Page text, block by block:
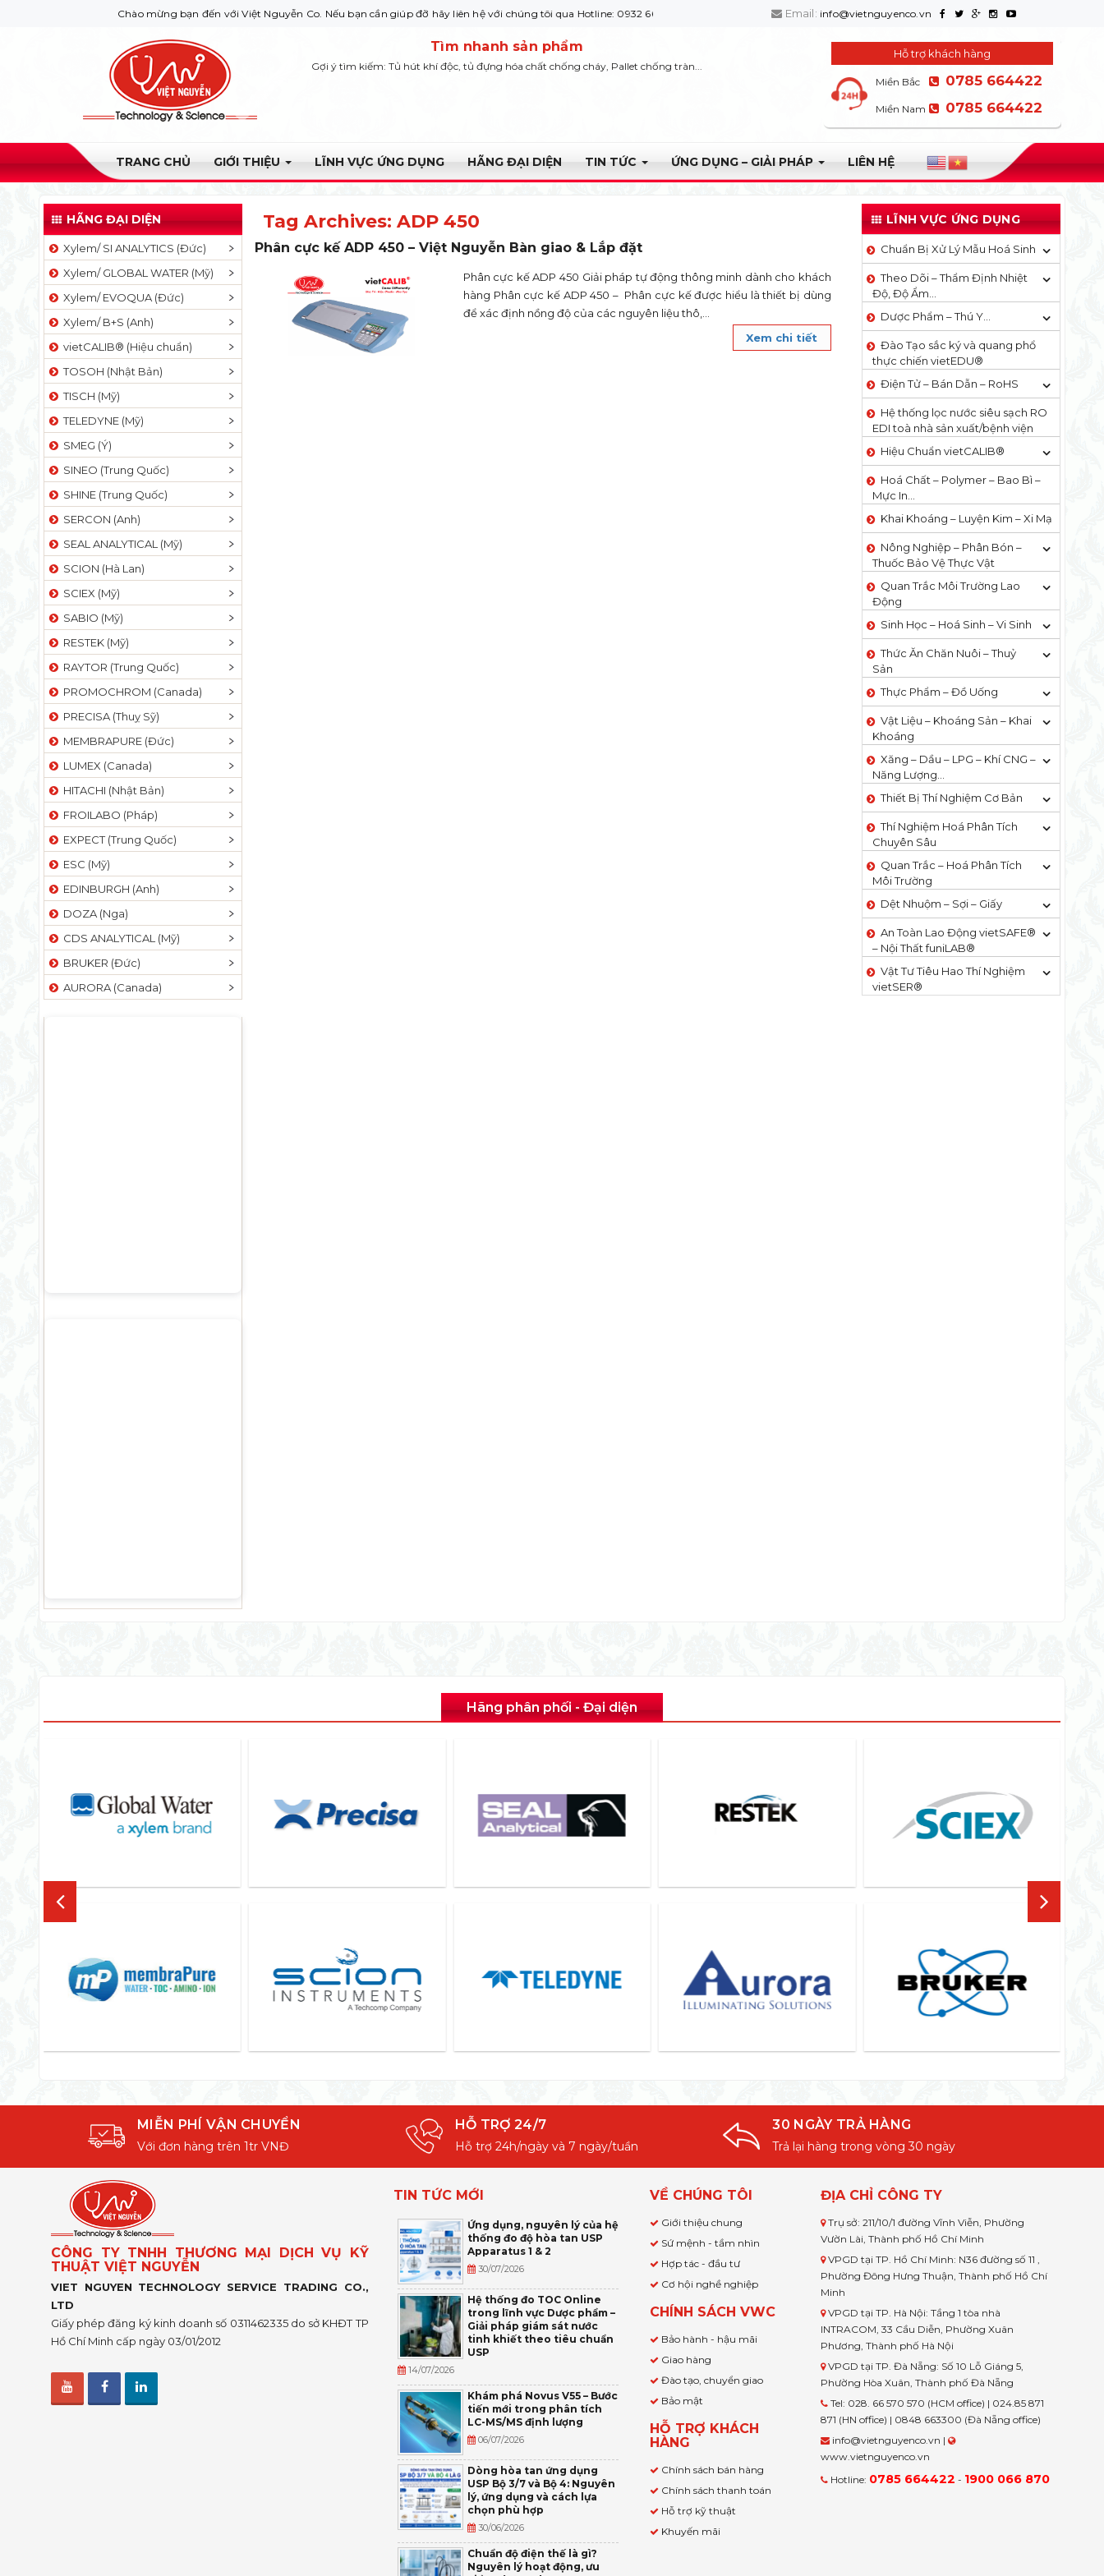
Chào mừng bạn đến với Việt Nguyễn Co. Nếu bạn cần giúp đỡ hãy liên hệ với chúng tôi qua Hotline: 0932 664422 Email: info@vietnguyenco.vn
Tìm nhanh sản phẩm
Gợi ý tìm kiếm: Tủ hút khí độc, tủ đựng hóa chất chống cháy, Pallet chống tràn...
Hỗ trợ khách hàng
Miền Bắc 0785 664422
Miền Nam 0785 664422
TRANG CHỦ GIỚI THIỆU LĨNH VỰC ỨNG DỤNG HÃNG ĐẠI DIỆN TIN TỨC ỨNG DỤNG – GIẢI PHÁP LIÊN HỆ
HÃNG ĐẠI DIỆN
Xylem/ SI ANALYTICS (Đức)
Xylem/ GLOBAL WATER (Mỹ)
Xylem/ EVOQUA (Đức)
Xylem/ B+S (Anh)
vietCALIB® (Hiệu chuẩn)
TOSOH (Nhật Bản)
TISCH (Mỹ)
TELEDYNE (Mỹ)
SMEG (Ý)
SINEO (Trung Quốc)
SHINE (Trung Quốc)
SERCON (Anh)
SEAL ANALYTICAL (Mỹ)
SCION (Hà Lan)
SCIEX (Mỹ)
SABIO (Mỹ)
RESTEK (Mỹ)
RAYTOR (Trung Quốc)
PROMOCHROM (Canada)
PRECISA (Thuỵ Sỹ)
MEMBRAPURE (Đức)
LUMEX (Canada)
HITACHI (Nhật Bản)
FROILABO (Pháp)
EXPECT (Trung Quốc)
ESC (Mỹ)
EDINBURGH (Anh)
DOZA (Nga)
CDS ANALYTICAL (Mỹ)
BRUKER (Đức)
AURORA (Canada)
Tag Archives:ADP 450
Phân cực kế ADP 450 – Việt Nguyễn Bàn giao & Lắp đặt
Phân cực kế ADP 450 Giải pháp tự động thông minh dành cho khách
hàng Phân cực kế ADP 450 – Phân cực kế được hiểu là thiết bị dùng
để xác định nồng độ của các nguyên liệu thô,...
Xem chi tiết
LĨNH VỰC ỨNG DỤNG
Chuẩn Bị Xử Lý Mẫu Hoá Sinh
Theo Dõi – Thẩm Định Nhiệt
Độ, Độ Ẩm…
Dược Phẩm – Thú Y…
Đào Tạo sắc ký và quang phổ
thực chiến vietEDU®
Điện Tử – Bán Dẫn – RoHS
Hệ thống lọc nước siêu sạch RO
EDI​​ toà nhà sản xuất/bệnh viện
Hiệu Chuẩn vietCALIB®
Hoá Chất – Polymer – Bao Bì –
Mực In…
Khai Khoáng – Luyện Kim – Xi Mạ
Nông Nghiệp – Phân Bón –
Thuốc Bảo Vệ Thực Vật
Quan Trắc Môi Trường Lao
Động
Sinh Học – Hoá Sinh – Vi Sinh
Thức Ăn Chăn Nuôi – Thuỷ
Sản
Thực Phẩm – Đồ Uống
Vật Liệu – Khoáng Sản – Khai
Khoáng
Xăng – Dầu – LPG – Khí CNG –
Năng Lượng…
Thiết Bị Thí Nghiệm Cơ Bản
Thí Nghiệm Hoá Phân Tích
Chuyên Sâu
Quan Trắc – Hoá Phân Tích
Môi Trường
Dệt Nhuộm – Sợi – Giấy
An Toàn Lao Động vietSAFE®
– Nội Thất funiLAB®
Vật Tư Tiêu Hao Thí Nghiệm
vietSER®
Hãng phân phối - Đại diện
MIỄN PHÍ VẬN CHUYỂN
Với đơn hàng trên 1tr VNĐ
HỖ TRỢ 24/7
Hỗ trợ 24h/ngày và 7 ngày/tuần
30 NGÀY TRẢ HÀNG
Trả lại hàng trong vòng 30 ngày
CÔNG TY TNHH THƯƠNG MẠI DỊCH VỤ KỸ
THUẬT VIỆT NGUYỄN
VIET NGUYEN TECHNOLOGY SERVICE TRADING CO.,
LTD
Giấy phép đăng ký kinh doanh số 0311462335 do sở KHĐT TP
Hồ Chí Minh cấp ngày 03/01/2012
TIN TỨC MỚI
Ứng dụng, nguyên lý của hệ
thống đo độ hòa tan USP
Apparatus 1 & 2
30/07/2026
Hệ thống đo TOC Online
trong lĩnh vực Dược phẩm –
Giải pháp giám sát nước
tinh khiết theo tiêu chuẩn
USP
14/07/2026
Khám phá Novus V55 – Bước
tiến mới trong phân tích
LC-MS/MS định lượng
06/07/2026
Dòng hòa tan ứng dụng
USP Bộ 3/7 và Bộ 4: Nguyên
lý, ứng dụng và cách lựa
chọn phù hợp
30/06/2026
Chuẩn độ điện thế là gì?
Nguyên lý hoạt động, ưu
VỀ CHÚNG TÔI
Giới thiệu chung
Sứ mệnh - tầm nhìn
Hợp tác - đầu tư
Cơ hội nghề nghiệp
CHÍNH SÁCH VWC
Bảo hành - hậu mãi
Giao hàng
Đào tạo, chuyển giao
Bảo mật
HỖ TRỢ KHÁCH
HÀNG
Chính sách bán hàng
Chính sách thanh toán
Hỗ trợ kỹ thuật
Khuyến mãi
ĐỊA CHỈ CÔNG TY
Trụ sở: 211/10/1 đường Vĩnh Viễn, Phường
Vườn Lài, Thành phố Hồ Chí Minh
VPGD tại TP. Hồ Chí Minh: N36 đường số 11 ,
Phường Đông Hưng Thuận, Thành phố Hồ Chí
Minh
VPGD tại TP. Hà Nội: Tầng 1 tòa nhà
INTRACOM, 33 Cầu Diễn, Phường Xuân
Phương, Thành phố Hà Nội
VPGD tại TP. Đà Nẵng: Số 10 Lỗ Giáng 5,
Phường Hòa Xuân, Thành phố Đà Nẵng
Tel: 028. 66 570 570 (HCM office) | 024.85 871
871 (HN office) | 0848 663300 (Đà Nẵng office)
info@vietnguyenco.vn |
www.vietnguyenco.vn
Hotline: 0785 664422 - 1900 066 870